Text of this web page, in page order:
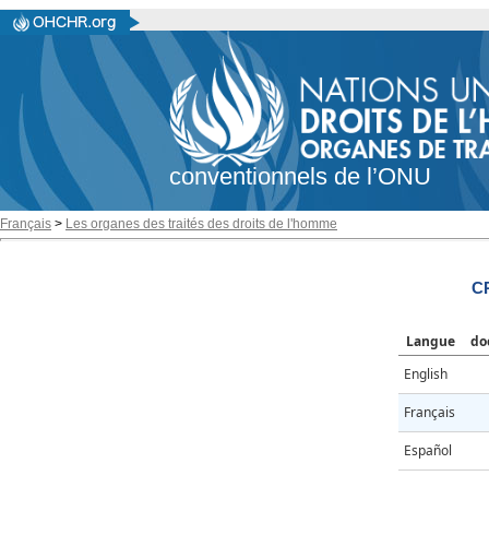
conventionnels de l’ONU
Français > Les organes des traités des droits de l'homme
Langue
English
Français
Español